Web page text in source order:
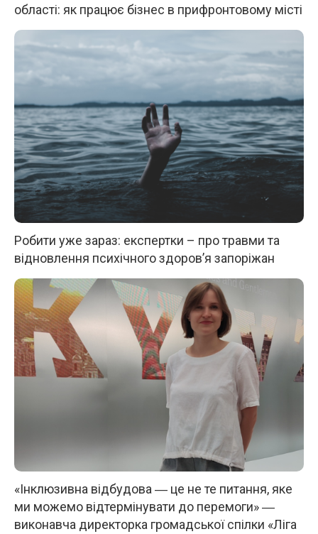
області: як працює бізнес в прифронтовому місті
Робити уже зараз: експертки – про травми та
відновлення психічного здоров’я запоріжан
«Інклюзивна відбудова ― це не те питання, яке
ми можемо відтермінувати до перемоги» ―
виконавча директорка громадської спілки «Ліга